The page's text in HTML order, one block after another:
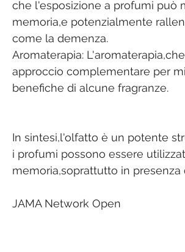
che l'esposizione a profumi può
memoria,e potenzialmente
come la demenza.
Aromaterapia:
approccio complementare per
benefiche di alcune fragranze.
In sintesi,l'olfatto è un potente
i profumi possono essere
memoria,soprattutto in presenza
JAMA Network Open